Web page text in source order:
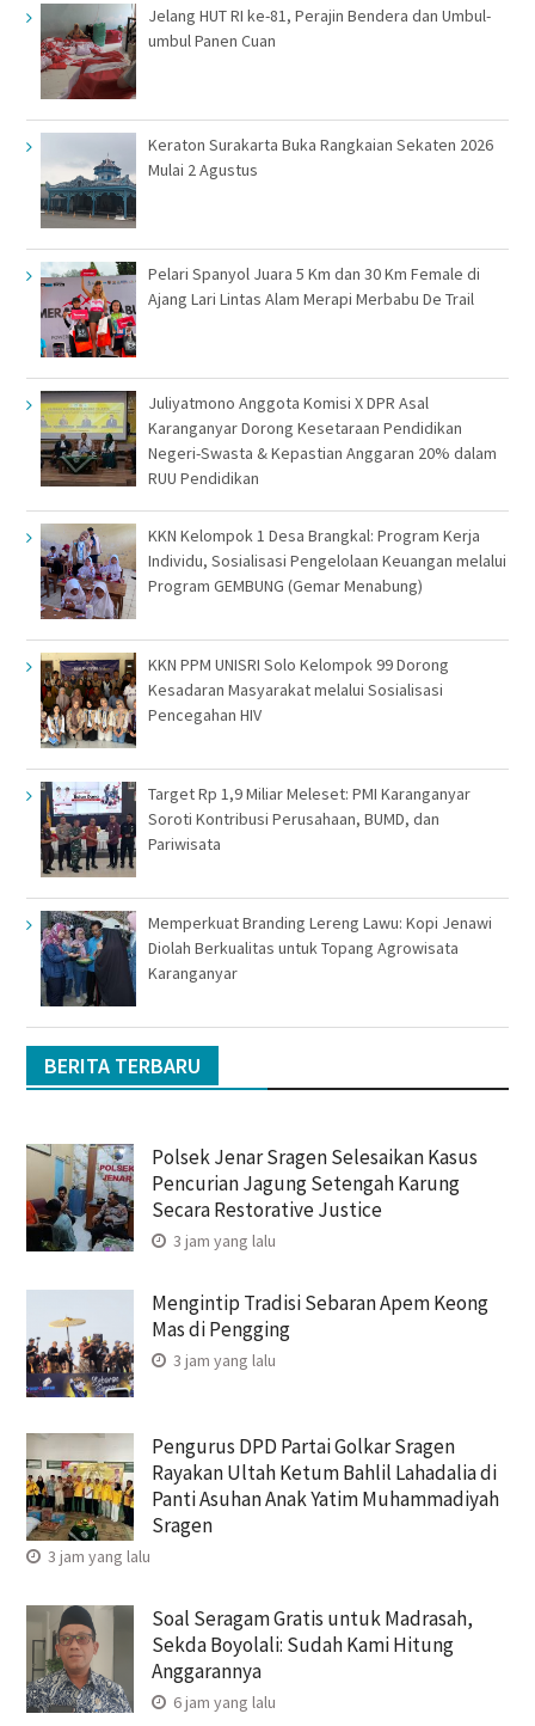
Jelang HUT RI ke-81, Perajin Bendera dan Umbul-
umbul Panen Cuan
Keraton Surakarta Buka Rangkaian Sekaten 2026
Mulai 2 Agustus
Pelari Spanyol Juara 5 Km dan 30 Km Female di
Ajang Lari Lintas Alam Merapi Merbabu De Trail
Juliyatmono Anggota Komisi X DPR Asal
Karanganyar Dorong Kesetaraan Pendidikan
Negeri-Swasta & Kepastian Anggaran 20% dalam
RUU Pendidikan
KKN Kelompok 1 Desa Brangkal: Program Kerja
Individu, Sosialisasi Pengelolaan Keuangan melalui
Program GEMBUNG (Gemar Menabung)
KKN PPM UNISRI Solo Kelompok 99 Dorong
Kesadaran Masyarakat melalui Sosialisasi
Pencegahan HIV
Target Rp 1,9 Miliar Meleset: PMI Karanganyar
Soroti Kontribusi Perusahaan, BUMD, dan
Pariwisata
Memperkuat Branding Lereng Lawu: Kopi Jenawi
Diolah Berkualitas untuk Topang Agrowisata
Karanganyar
BERITA TERBARU
Polsek Jenar Sragen Selesaikan Kasus
Pencurian Jagung Setengah Karung
Secara Restorative Justice
3 jam yang lalu
Mengintip Tradisi Sebaran Apem Keong
Mas di Pengging
3 jam yang lalu
Pengurus DPD Partai Golkar Sragen
Rayakan Ultah Ketum Bahlil Lahadalia di
Panti Asuhan Anak Yatim Muhammadiyah
Sragen
3 jam yang lalu
Soal Seragam Gratis untuk Madrasah,
Sekda Boyolali: Sudah Kami Hitung
Anggarannya
6 jam yang lalu